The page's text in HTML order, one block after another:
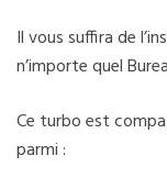
Il vous suffira de
n’importe quel
Ce turbo est
parmi :